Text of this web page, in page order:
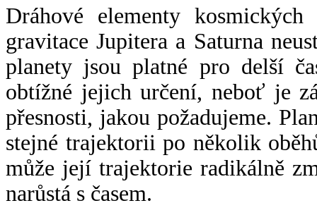
Dráhové elementy
gravitace Jupitera a Saturna
planety jsou platné pro delší
obtížné jejich určení, neboť je
přesnosti, jakou požadujeme.
stejné trajektorii po několik
může její trajektorie radikálně
narůstá s časem.